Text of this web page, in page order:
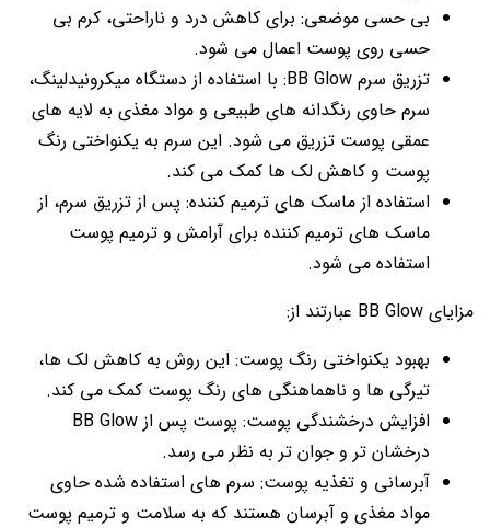
بی حسی موضعی: برای کاهش درد و ناراحتی، کرم بی
حسی روی پوست اعمال می شود.
تزریق سرم BB Glow: با استفاده از دستگاه میکرونیدلینگ،
سرم حاوی رنگدانه های طبیعی و مواد مغذی به لایه های
عمقی پوست تزریق می شود. این سرم به یکنواختی رنگ
پوست و کاهش لک ها کمک می کند.
استفاده از ماسک های ترمیم کننده: پس از تزریق سرم، از
ماسک های ترمیم کننده برای آرامش و ترمیم پوست
استفاده می شود.
مزایای BB Glow عبارتند از:
بهبود یکنواختی رنگ پوست: این روش به کاهش لک ها،
تیرگی ها و ناهماهنگی های رنگ پوست کمک می کند.
افزایش درخشندگی پوست: پوست پس از BB Glow
درخشان تر و جوان تر به نظر می رسد.
آبرسانی و تغذیه پوست: سرم های استفاده شده حاوی
مواد مغذی و آبرسان هستند که به سلامت و ترمیم پوست